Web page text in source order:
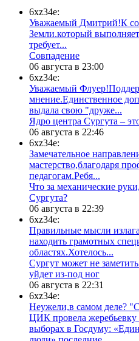
6xz34e:
Уважаемый Дмитрий!К
Земли.который
требует...
​Совпадение
06 августа в 23:00
6xz34e:
Уважаемый
мнение.Единственное
выдала свою "друже...
​Ядро центра Сургута ‒
06 августа в 22:46
6xz34e:
Замечательное
мастерство,благодаря
педагогам.Ребя...
​Что за механические
Сургута?
06 августа в 22:39
6xz34e:
Правильные мысли
находить грамотных
областях.Хотелось...
Сургут может не
уйдет из-под ног
06 августа в 22:31
6xz34e:
Неужели,в самом деле?
ЦИК провела жеребьевку
выборах в Госдуму: